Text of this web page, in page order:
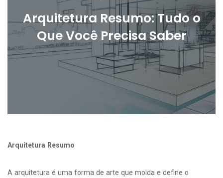
Arquitetura Resumo: Tudo o
Que Você Precisa Saber
Arquitetura Resumo
A arquitetura é uma forma de arte que molda e define o